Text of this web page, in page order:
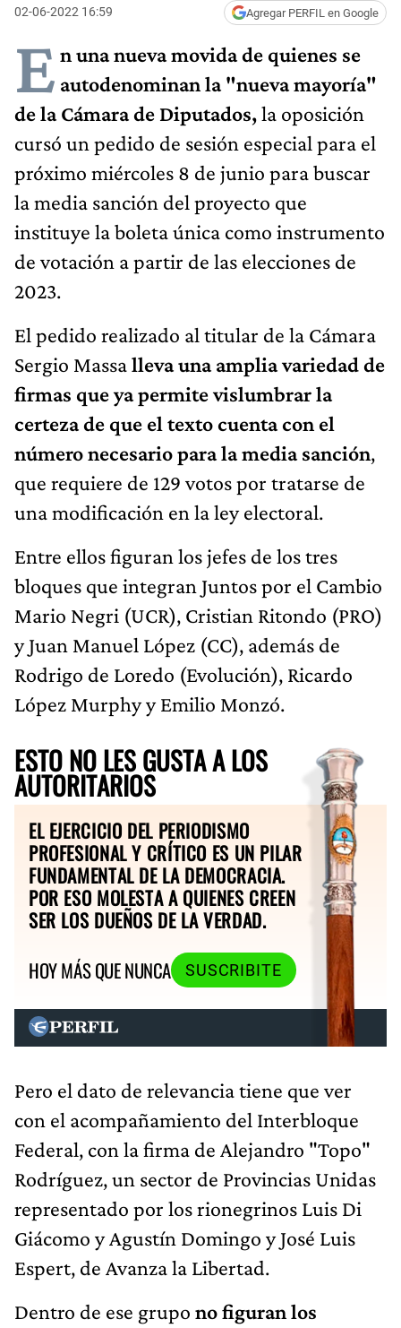
02-06-2022 16:59 Agregar PERFIL en Google
E n una nueva movida de quienes se
autodenominan la "nueva mayoría"
de la Cámara de Diputados,la oposición
cursó un pedido de sesión especial para el
próximo miércoles 8 de junio para buscar
la media sanción del proyecto que
instituye la boleta única como instrumento
de votación a partir de las elecciones de
2023.
El pedido realizado al titular de la Cámara
Sergio Massalleva una amplia variedad de
firmas que ya permite vislumbrar la
certeza de que el texto cuenta con el
número necesario para la media sanción,
que requiere de 129 votos por tratarse de
una modificación en la ley electoral.
Entre ellos figuran los jefes de los tres
bloques que integran Juntos por el Cambio
Mario Negri (UCR), Cristian Ritondo (PRO)
y Juan Manuel López (CC), además de
Rodrigo de Loredo (Evolución), Ricardo
López Murphy y Emilio Monzó.
ESTO NO LES GUSTA A LOS
AUTORITARIOS
EL EJERCICIO DEL PERIODISMO
PROFESIONAL Y CRÍTICO ES UN PILAR
FUNDAMENTAL DE LA DEMOCRACIA.
POR ESO MOLESTA A QUIENES CREEN
SER LOS DUEÑOS DE LA VERDAD.
HOY MÁS QUE NUNCA
SUSCRIBITE
Pero el dato de relevancia tiene que ver
con el acompañamiento del Interbloque
Federal, con la firma de Alejandro "Topo"
Rodríguez, un sector de Provincias Unidas
representado por los rionegrinos Luis Di
Giácomo y Agustín Domingo y José Luis
Espert, de Avanza la Libertad.
Dentro de ese grupo no figuran los